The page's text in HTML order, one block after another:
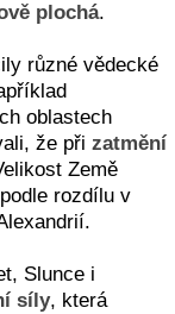
plochá.
různé vědecké
oblastech
že při zatmění
Země
rozdílu v
Slunce i
síly, která